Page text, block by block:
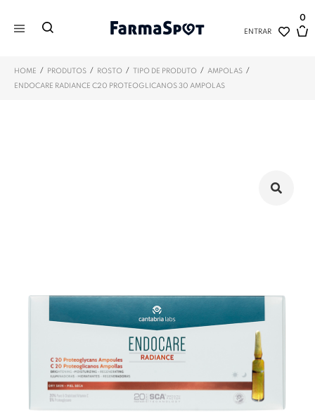
ENTRAR
0
HOME / PRODUTOS / ROSTO / TIPO DE PRODUTO / AMPOLAS /
ENDOCARE RADIANCE C20 PROTEOGLICANOS 30 AMPOLAS